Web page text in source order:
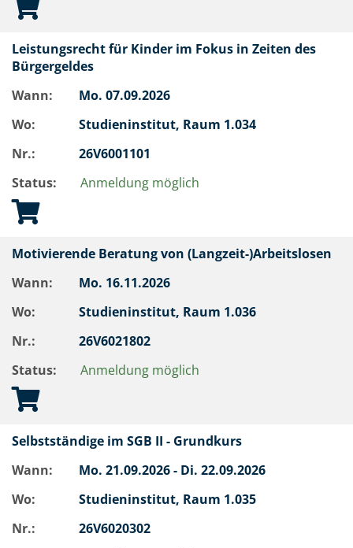
Leistungsrecht für Kinder im Fokus in Zeiten des
Bürgergeldes
Wann:
Mo. 07.09.2026
Wo:
Studieninstitut, Raum 1.034
Nr.:
26V6001101
Status:
Anmeldung möglich
Motivierende Beratung von (Langzeit-)Arbeitslosen
Wann:
Mo. 16.11.2026
Wo:
Studieninstitut, Raum 1.036
Nr.:
26V6021802
Status:
Anmeldung möglich
Selbstständige im SGB II - Grundkurs
Wann:
Mo. 21.09.2026 - Di. 22.09.2026
Wo:
Studieninstitut, Raum 1.035
Nr.:
26V6020302